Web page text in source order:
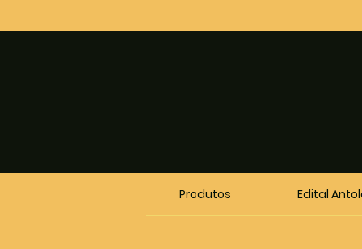
Produtos Edital